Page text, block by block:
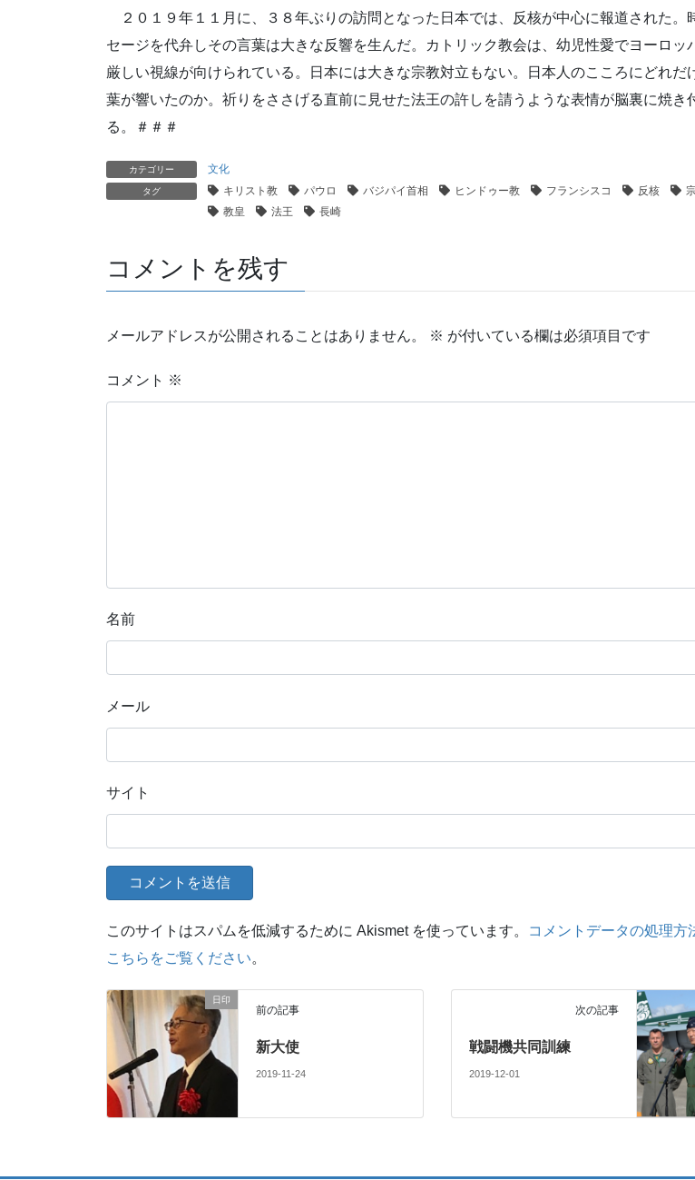
２０１９年１１月に、３８年ぶりの訪問となった日本では、反核が中心に報道された。
セージを代弁しその言葉は大きな反響を生んだ。カトリック教会は、幼児性愛でヨーロッ
厳しい視線が向けられている。日本には大きな宗教対立もない。日本人のこころにどれだ
葉が響いたのか。祈りをささげる直前に見せた法王の許しを請うような表情が脳裏に焼き
る。＃＃＃
カテゴリー 文化
タグ キリスト教 パウロ バジパイ首相 ヒンドゥー教 フランシスコ 反核
教皇
法王 長崎
コメントを残す
メールアドレスが公開されることはありません。 ※ が付いている欄は必須項目です
コメント ※
名前
メール
サイト
このサイトはスパムを低減するために Akismet を使っています。
コメントデータの処理方
こちらをご覧ください。
日印
前の記事
新大使
2019-11-24
次の記事
戦闘機共同訓練
2019-12-01